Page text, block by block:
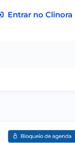
Entrar no Clinora